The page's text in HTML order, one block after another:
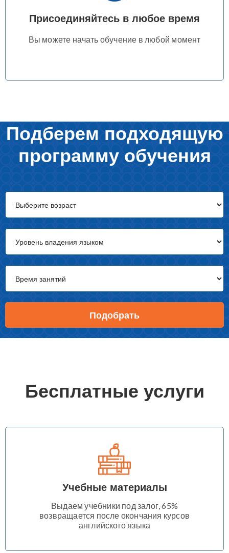
Присоединяйтесь в любое время
Вы можете начать обучение в любой момент
Подберем подходящую
программу обучения
Подобрать
Бесплатные услуги
Учебные материалы
Выдаем учебники под залог, 65%
возвращается после окончания курсов
английского языка